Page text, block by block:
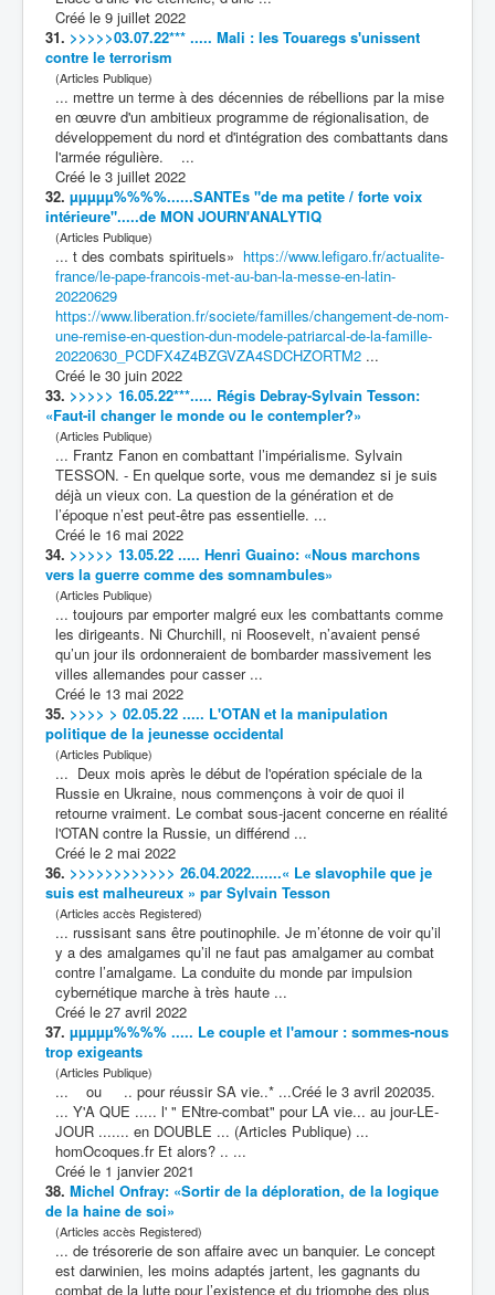
Créé le 9 juillet 2022
31. >>>>>03.07.22*** ..... Mali : les Touaregs s'unissent
contre le terrorism
(Articles Publique)
... mettre un terme à des décennies de rébellions par la mise
en œuvre d'un ambitieux programme de régionalisation, de
développement du nord et d'intégration des combattants dans
l'armée régulière. ...
Créé le 3 juillet 2022
32. µµµµµ%%%%......SANTEs "de ma petite / forte voix
intérieure".....de MON JOURN'ANALYTIQ
(Articles Publique)
... t des combats spirituels» https://www.lefigaro.fr/actualite-
france/le-pape-francois-met-au-ban-la-messe-en-latin-
20220629
https://www.liberation.fr/societe/familles/changement-de-nom-
une-remise-en-question-dun-modele-patriarcal-de-la-famille-
20220630_PCDFX4Z4BZGVZA4SDCHZORTM2 ...
Créé le 30 juin 2022
33. >>>>> 16.05.22***..... Régis Debray-Sylvain Tesson:
«Faut-il changer le monde ou le contempler?»
(Articles Publique)
... Frantz Fanon en combattant l’impérialisme. Sylvain
TESSON. - En quelque sorte, vous me demandez si je suis
déjà un vieux con. La question de la génération et de
l’époque n’est peut-être pas essentielle. ...
Créé le 16 mai 2022
34. >>>>> 13.05.22 ..... Henri Guaino: «Nous marchons
vers la guerre comme des somnambules»
(Articles Publique)
... toujours par emporter malgré eux les combattants comme
les dirigeants. Ni Churchill, ni Roosevelt, n’avaient pensé
qu’un jour ils ordonneraient de bombarder massivement les
villes allemandes pour casser ...
Créé le 13 mai 2022
35. >>>> > 02.05.22 ..... L'OTAN et la manipulation
politique de la jeunesse occidental
(Articles Publique)
... Deux mois après le début de l'opération spéciale de la
Russie en Ukraine, nous commençons à voir de quoi il
retourne vraiment. Le combat sous-jacent concerne en réalité
l'OTAN contre la Russie, un différend ...
Créé le 2 mai 2022
36. >>>>>>>>>>>> 26.04.2022.......« Le slavophile que je
suis est malheureux » par Sylvain Tesson
(Articles accès Registered)
... russisant sans être poutinophile. Je m’étonne de voir qu’il
y a des amalgames qu’il ne faut pas amalgamer au combat
contre l’amalgame. La conduite du monde par impulsion
cybernétique marche à très haute ...
Créé le 27 avril 2022
37. µµµµµ%%%% ..... Le couple et l'amour : sommes-nous
trop exigeants
(Articles Publique)
... ou .. pour réussir SA vie..* ...Créé le 3 avril 202035.
... Y'A QUE ..... l' " ENtre-combat" pour LA vie... au jour-LE-
JOUR ....... en DOUBLE ... (Articles Publique) ...
homOcoques.fr Et alors? .. ...
Créé le 1 janvier 2021
38. Michel Onfray: «Sortir de la déploration, de la logique
de la haine de soi»
(Articles accès Registered)
... de trésorerie de son affaire avec un banquier. Le concept
est darwinien, les moins adaptés jartent, les gagnants du
combat de la lutte pour l’existence et du triomphe des plus